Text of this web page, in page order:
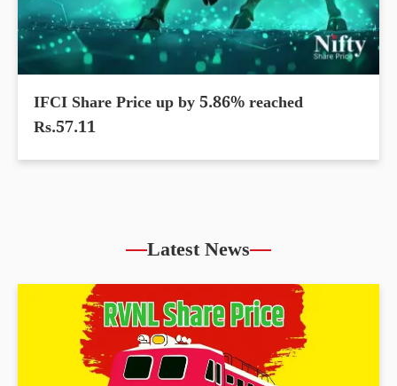
IFCI Share Price up by 5.86% reached
Rs.57.11
Latest News